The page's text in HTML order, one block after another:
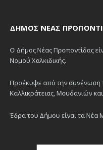
ΔΉΜΟΣ ΝΈΑΣ
Ο Δήμος Νέας Προποντίδας
Νομού Χαλκιδικής.
Προέκυψε από την
Καλλικράτειας, Μουδανιών και
Έδρα του Δήμου είναι τα Νέα